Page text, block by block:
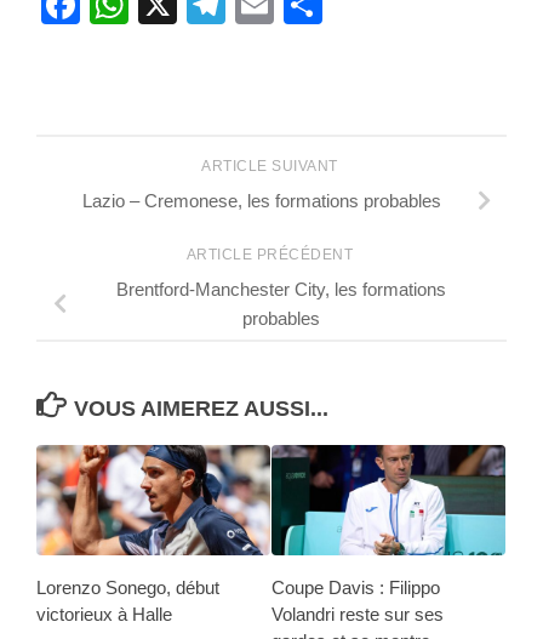
ARTICLE SUIVANT
Lazio – Cremonese, les formations probables
ARTICLE PRÉCÉDENT
Brentford-Manchester City, les formations
probables
VOUS AIMEREZ AUSSI...
Lorenzo Sonego, début
victorieux à Halle
Coupe Davis : Filippo
Volandri reste sur ses